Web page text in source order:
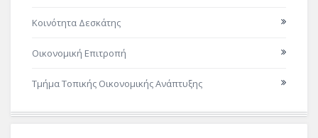
Κοινότητα Δεσκάτης
Οικονομική Επιτροπή
Τμήμα Τοπικής Οικονομικής Ανάπτυξης